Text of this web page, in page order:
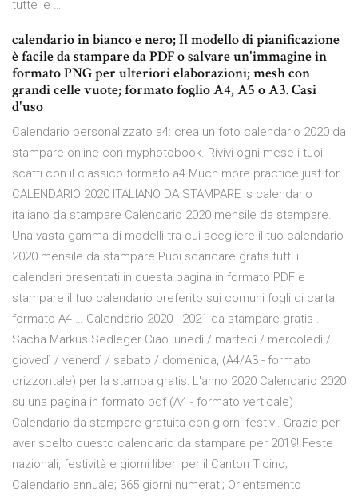
tutte le …
calendario in bianco e nero; Il modello di pianificazione
è facile da stampare da PDF o salvare un'immagine in
formato PNG per ulteriori elaborazioni; mesh con
grandi celle vuote; formato foglio A4, A5 o A3. Casi
d'uso
Calendario personalizzato a4: crea un foto calendario 2020 da
stampare online con myphotobook. Rivivi ogni mese i tuoi
scatti con il classico formato a4 Much more practice just for
CALENDARIO 2020 ITALIANO DA STAMPARE is calendario
italiano da stampare Calendario 2020 mensile da stampare.
Una vasta gamma di modelli tra cui scegliere il tuo calendario
2020 mensile da stampare.Puoi scaricare gratis tutti i
calendari presentati in questa pagina in formato PDF e
stampare il tuo calendario preferito sui comuni fogli di carta
formato A4 … Calendario 2020 - 2021 da stampare gratis .
Sacha Markus Sedleger Ciao lunedì / martedì / mercoledì /
giovedì / venerdì / sabato / domenica, (A4/A3 - formato
orizzontale) per la stampa gratis: L'anno 2020 Calendario 2020
su una pagina in formato pdf (A4 - formato verticale)
Calendario da stampare gratuita con giorni festivi. Grazie per
aver scelto questo calendario da stampare per 2019! Feste
nazionali, festività e giorni liberi per il Canton Ticino;
Calendario annuale; 365 giorni numerati; Orientamento